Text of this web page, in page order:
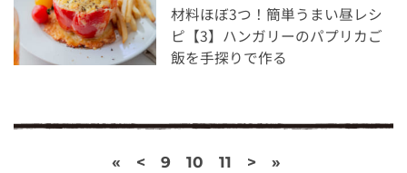
材料ほぼ3つ！簡単うまい昼レシ
ピ【3】ハンガリーのパプリカご
飯を手探りで作る
« < 9 10 11 > »